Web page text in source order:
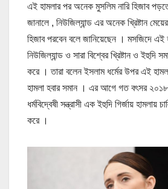
এই হামলার পর অনেক মুসলিম নারি হিজাব
জানালে , নিউজিল্যান্ড এর অনেক খ্রিষ্টান
হিজাব পরবেন বলে জানিয়েছেন । মসজিদে এই
নিউজিল্যান্ড ও সারা বিশ্বের খ্রিষ্টান ও ইহুদি
করে । তারা বলেন ইসলাম ধর্মের উপর এই
হামলা হবার সমান । এর আগে গত বৎসর
ধর্মবিদ্বেষী সন্ত্রাসী এক ইহুদি গির্জায় হামলায়
করে ।